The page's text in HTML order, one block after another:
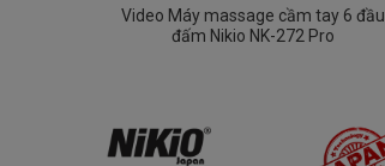
Video Máy massage cầm tay 6 đầu
đấm Nikio NK-272 Pro